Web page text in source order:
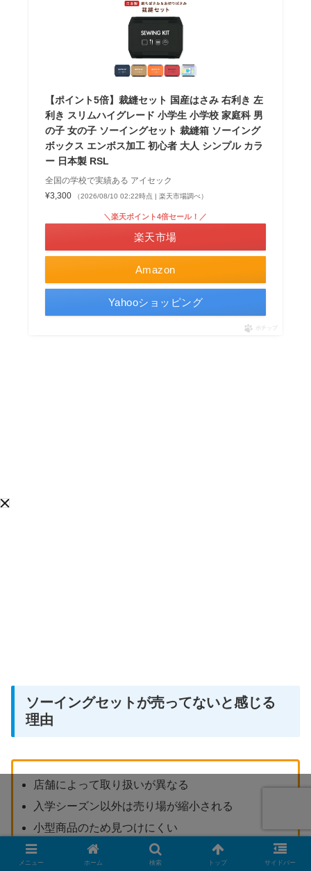
【ポイント5倍】裁縫セット 国産はさみ 右利き 左
利き スリムハイグレード 小学生 小学校 家庭科 男
の子 女の子 ソーイングセット 裁縫箱 ソーイング
ボックス エンボス加工 初心者 大人 シンプル カラ
ー 日本製 RSL
全国の学校で実績ある アイセック
¥3,300
（2026/08/10 02:22時点 | 楽天市場調べ）
Amazon
＼楽天ポイント4倍セール！／
楽天市場
Yahooショッピング
ポチップ
ソーイングセットが売ってないと感じる
理由
店舗によって取り扱いが異なる
入学シーズン以外は売り場が縮小される
小型商品のため見つけにくい
メニュー ホーム 検索 トップ サイドバー